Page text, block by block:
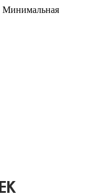
Минимальная